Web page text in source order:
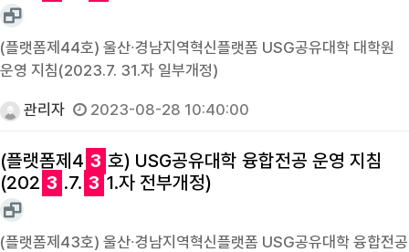
(플랫폼제44호) 울산∙경남지역혁신플랫폼 USG공유대학 대학원
운영 지침(2023.7. 31.자 일부개정)
관리자 2023-08-28 10:40:00
(플랫폼제4 3 호) USG공유대학 융합전공 운영 지침
(202 3 .7. 3 1.자 전부개정)
(플랫폼제43호) 울산∙경남지역혁신플랫폼 USG공유대학 융합전공